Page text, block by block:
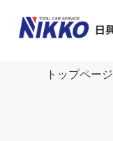
トップページ